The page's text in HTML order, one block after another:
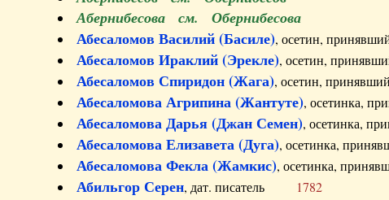
Абернибесова см. Обернибесова
Абесаломов Василий (Басиле), осетин,
Абесаломов Ираклий (Эрекле), осетин,
Абесаломов Спиридон (Жага), осетин,
Абесаломова Агрипина (Жантуте), осетинка,
Абесаломова Дарья (Джан Семен), осетинка,
Абесаломова Елизавета (Дуга), осетинка,
Абесаломова Фекла (Жамкис), осетинка,
Абильгор Серен, дат. писатель 1782